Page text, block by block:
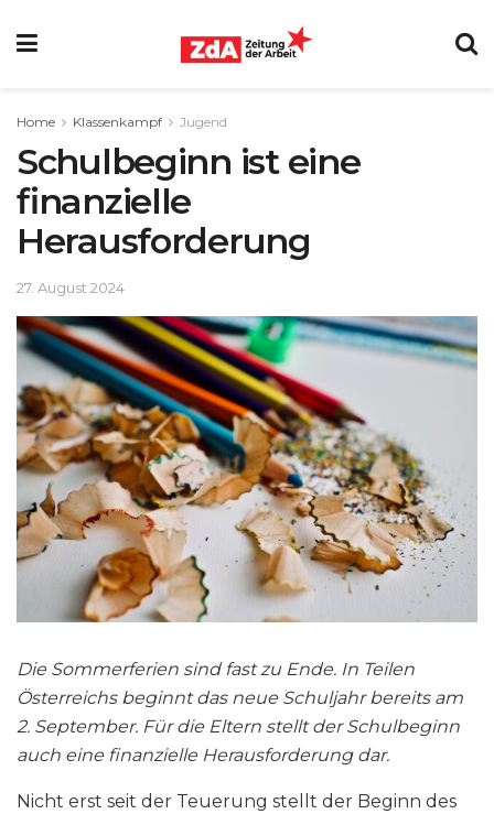
Home Klassenkampf Jugend
Schulbeginn ist eine
finanzielle
Herausforderung
27. August 2024
Die Sommerferien sind fast zu Ende. In Teilen
Österreichs beginnt das neue Schuljahr bereits am
2. September. Für die Eltern stellt der Schulbeginn
auch eine finanzielle Herausforderung dar.
Nicht erst seit der Teuerung stellt der Beginn des